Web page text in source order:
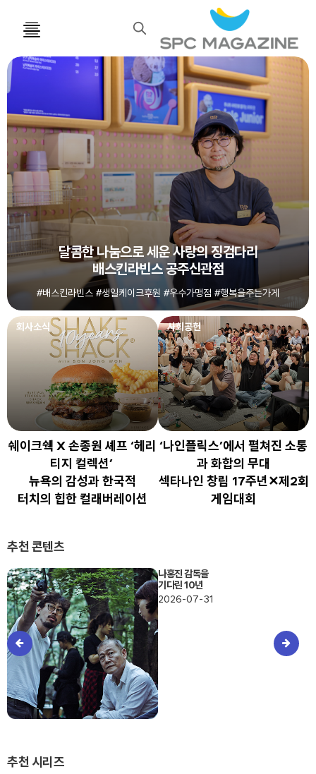
검
달콤한 나눔으로 세운 사랑의 징검다리
배스킨라빈스 공주신관점
#배스킨라빈스 #생일케이크후원 #우수가맹점 #행복을주는가게
회사소식
쉐이크쉑 X 손종원 셰프 ‘헤리
티지 컬렉션’
뉴욕의 감성과 한국적
터치의 힙한 컬래버레이션
사회공헌
‘나인플릭스’에서 펼쳐진 소통
과 화합의 무대
섹타나인 창립 17주년✕제2회
게임대회
추천 콘텐츠
나홍진 감독을
기다린 10년
2026-07-31
추천 시리즈